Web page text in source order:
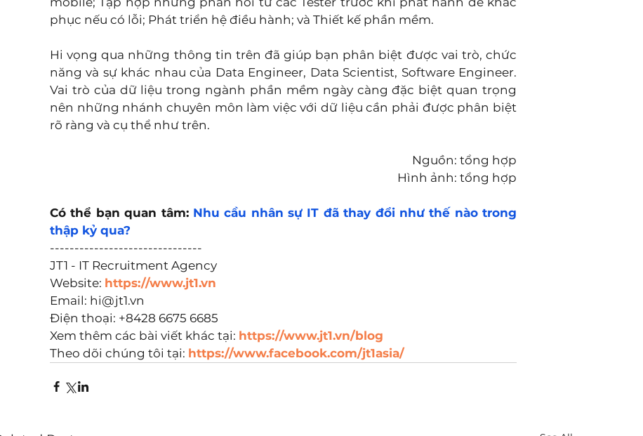
phục nếu có lỗi; Phát triển hệ điều hành; và Thiết kế phần mềm.
Hi vọng qua những thông tin trên đã giúp bạn phân biệt được vai trò, chức
năng và sự khác nhau của Data Engineer, Data Scientist, Software Engineer.
Vai trò của dữ liệu trong ngành phần mềm ngày càng đặc biệt quan trọng
nên những nhánh chuyên môn làm việc với dữ liệu cần phải được phân biệt
rõ ràng và cụ thể như trên.
Nguồn: tổng hợp
Hình ảnh: tổng hợp
Có thể bạn quan tâm: Nhu cầu nhân sự IT đã thay đổi như thế nào trong
thập kỷ qua?
-------------------------------
JT1 - IT Recruitment Agency
Website: https://www.jt1.vn
Email: hi@jt1.vn
Điện thoại: +8428 6675 6685
Xem thêm các bài viết khác tại: https://www.jt1.vn/blog
Theo dõi chúng tôi tại: https://www.facebook.com/jt1asia/